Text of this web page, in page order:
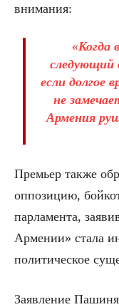
внимания:
«Когда
следующий
если долгое
не
Армения
Премьер также
оппозицию,
парламента,
Армении» стала
политическое
Заявление